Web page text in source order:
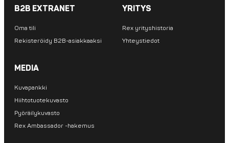
B2B EXTRANET
Oma tili
Rekisteröidy B2B-asiakkaaksi
YRITYS
Rex yrityshistoria
Yhteystiedot
MEDIA
Kuvapankki
Hiihtotuotekuvasto
Pyöräilykuvasto
Rex Ambassador -hakemus